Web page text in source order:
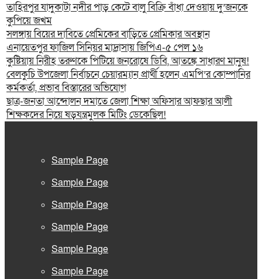
তাহিরপুর যাদুকাটা নদীর পাড় কেটে বালু বিক্রি বাঁধা দেওয়ায় দু’জনকে
কুপিয়ে জখম
সলঙ্গায় বিয়ের দাবিতে প্রেমিকের বাড়িতে প্রেমিকার অবস্থান
এনায়েতপুর ফাজিল সিনিয়র মাদ্রাসায় জিপিএ-৫ পেল ১৬
কুষ্টিয়ায় নিরীহ তরুণকে পিটিয়ে জনরোষে ডিবি, আতঙ্কে সাধারণ মানুষ!
বেলকুচি উপজেলা নির্বাচনে চেয়ারম্যান প্রার্থী হলেন এমপি’র কোম্পানির
কর্মকর্তা, প্রভাব বিস্তারের অভিযোগ
ছাত্র-জনতা আন্দোলন দমাতে জেলা শিক্ষা অফিসার আফছার আলী
শিক্ষকদের নিয়ে ষড়যন্ত্রমুলক মিটিং ডেকেছিল!
Sample Page
Sample Page
Sample Page
Sample Page
Sample Page
Sample Page